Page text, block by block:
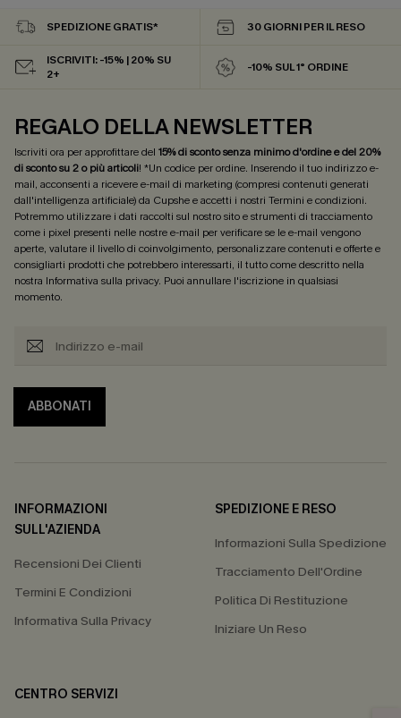
SPEDIZIONE GRATIS* 30 GIORNI PER IL RESO
ISCRIVITI: -15% | 20% SU
2+
-10% SUL 1° ORDINE
REGALO DELLA NEWSLETTER
Iscriviti ora per approfittare del 15% di sconto senza minimo d'ordine e del 20%
di sconto su 2 o più articoli! *Un codice per ordine. Inserendo il tuo indirizzo e-
mail, acconsenti a ricevere e-mail di marketing (compresi contenuti generati
dall'intelligenza artificiale) da Cupshe e accetti i nostri Termini e condizioni.
Potremmo utilizzare i dati raccolti sul nostro sito e strumenti di tracciamento
come i pixel presenti nelle nostre e-mail per verificare se le e-mail vengono
aperte, valutare il livello di coinvolgimento, personalizzare contenuti e offerte e
consigliarti prodotti che potrebbero interessarti, il tutto come descritto nella
nostra Informativa sulla privacy. Puoi annullare l'iscrizione in qualsiasi
momento.
ABBONATI
INFORMAZIONI
SULL'AZIENDA
Recensioni Dei Clienti
Termini E Condizioni
Informativa Sulla Privacy
SPEDIZIONE E RESO
Informazioni Sulla Spedizione
Tracciamento Dell'Ordine
Politica Di Restituzione
Iniziare Un Reso
CENTRO SERVIZI